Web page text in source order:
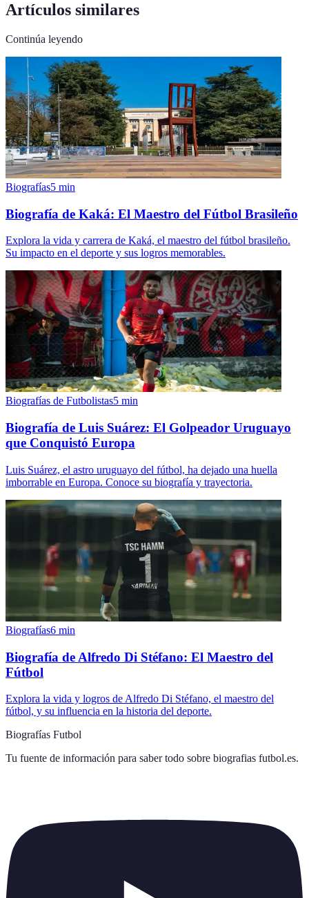
Artículos similares
Continúa leyendo
Biografías5 min
Biografía de Kaká: El Maestro del Fútbol Brasileño
Explora la vida y carrera de Kaká, el maestro del fútbol brasileño.
Su impacto en el deporte y sus logros memorables.
Biografías de Futbolistas5 min
Biografía de Luis Suárez: El Golpeador Uruguayo
que Conquistó Europa
Luis Suárez, el astro uruguayo del fútbol, ha dejado una huella
imborrable en Europa. Conoce su biografía y trayectoria.
Biografías6 min
Biografía de Alfredo Di Stéfano: El Maestro del
Fútbol
Explora la vida y logros de Alfredo Di Stéfano, el maestro del
fútbol, y su influencia en la historia del deporte.
Biografías Futbol
Tu fuente de información para saber todo sobre biografias futbol.es.